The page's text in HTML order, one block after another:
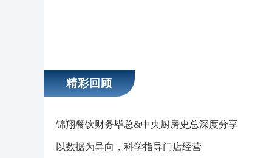
精彩回顾
锦翔餐饮财务毕总&中央厨房史总深度分享
以数据为导向，科学指导门店经营